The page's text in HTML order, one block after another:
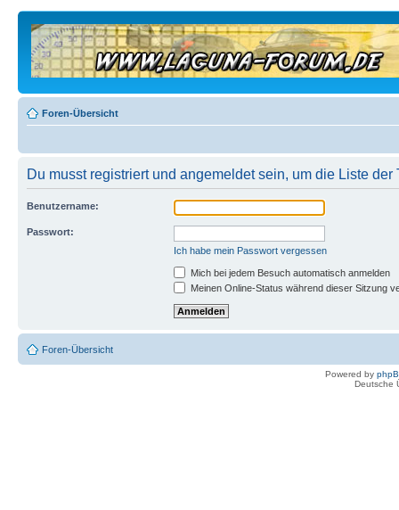
Foren-Übersicht
Du musst registriert und angemeldet sein, um die Liste
Benutzername:
Passwort:
Ich habe mein Passwort vergessen
Mich bei jedem Besuch automatisch anmelden
Meinen Online-Status während dieser Sitzung
Foren-Übersicht
Powered by
Deutsche